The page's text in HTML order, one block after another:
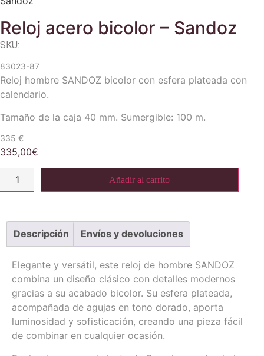
Reloj acero bicolor – Sandoz
SKU:
83023-87
Reloj hombre SANDOZ bicolor con esfera plateada con
calendario.
Tamaño de la caja 40 mm. Sumergible: 100 m.
335 €
335,00€
acero
bicolor
cantidad
Añadir al carrito
Descripción Envíos y devoluciones
Elegante y versátil, este reloj de hombre SANDOZ
combina un diseño clásico con detalles modernos
gracias a su acabado bicolor. Su esfera plateada,
acompañada de agujas en tono dorado, aporta
luminosidad y sofisticación, creando una pieza fácil
de combinar en cualquier ocasión.